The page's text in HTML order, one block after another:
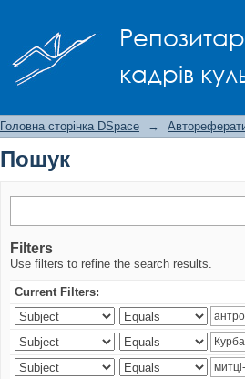
кадрів
Головна сторінка DSpace →
Пошук
Filters
Use filters to refine the search results.
Current Filters: